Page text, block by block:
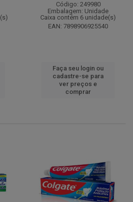
Código: 249980
Embalagem: Unidade
Caixa contém 6 unidade(s)
EAN: 7898906925540
Faça seu login ou
cadastre-se para
ver preços e
comprar